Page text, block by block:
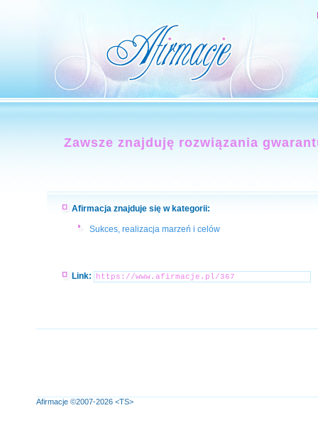
Zawsze znajduję rozwiązania
Afirmacja znajduje się w kategorii:
Sukces, realizacja marzeń i celów
Link:
Afirmacje ©2007-2026 <TS>